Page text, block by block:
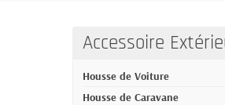
Accessoire
Housse de Voiture
Housse de Caravane